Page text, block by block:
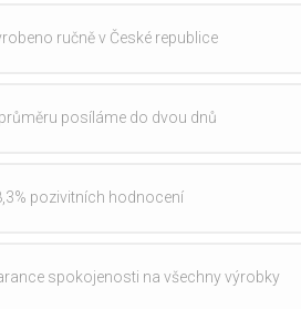
ručně v České republice
posíláme do dvou dnů
pozivitních hodnocení
spokojenosti na všechny výrobky